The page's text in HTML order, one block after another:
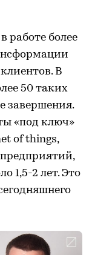
работе более
В
50 таких
завершения.
«под ключ»
of things,
1,5-2 лет. Это